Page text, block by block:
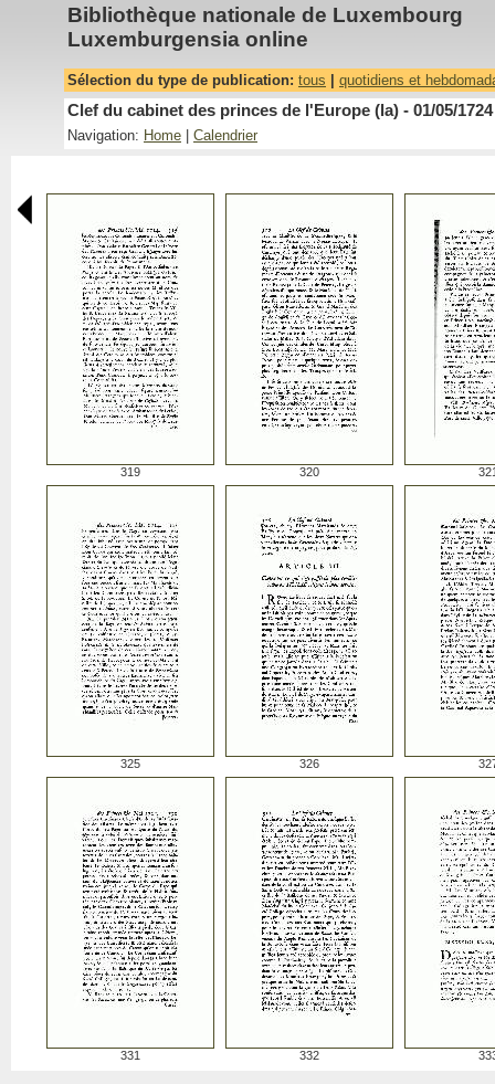
Bibliothèque nationale de Luxembourg
Luxemburgensia online
Sélection du type de publication: tous quotidiens et
Clef du cabinet des princes de l'Europe (la) - 01/05/1724
Navigation: Home Calendrier
319 320
325 326
331 332